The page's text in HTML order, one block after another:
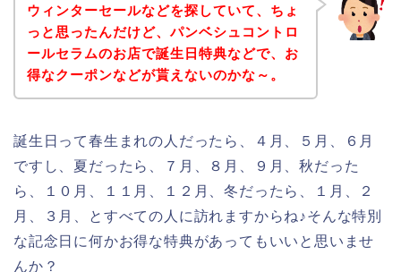
ウィンターセールなどを探していて、ちょ
っと思ったんだけど、パンベシュコントロ
ールセラムのお店で誕生日特典などで、お
得なクーポンなどが貰えないのかな～。
誕生日って春生まれの人だったら、４月、５月、６月
ですし、夏だったら、７月、８月、９月、秋だった
ら、１０月、１１月、１２月、冬だったら、１月、２
月、３月、とすべての人に訪れますからね♪そんな特別
な記念日に何かお得な特典があってもいいと思いませ
んか？